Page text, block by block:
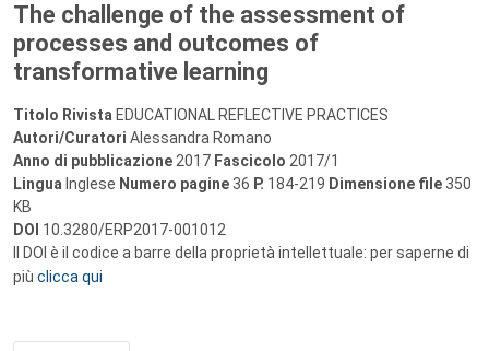
The challenge of the assessment of
processes and outcomes of
transformative learning
Titolo Rivista EDUCATIONAL REFLECTIVE PRACTICES
Autori/Curatori Alessandra Romano
Anno di pubblicazione 2017 Fascicolo 2017/1
Lingua Inglese Numero pagine 36 P. 184-219 Dimensione file 350
KB
DOI 10.3280/ERP2017-001012
Il DOI è il codice a barre della proprietà intellettuale: per saperne di
più clicca qui